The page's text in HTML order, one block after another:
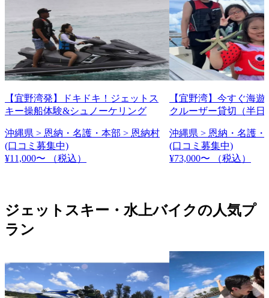
【宜野湾発】ドキドキ！ジェットス
キー操船体験&シュノーケリング
沖縄県 > 恩納・名護・本部 > 恩納村
(口コミ募集中)
¥11,000〜
（税込）
【宜野湾】今すぐ海
クルーザー貸切（半日
沖縄県 > 恩納・名護・
(口コミ募集中)
¥73,000〜
（税込）
ジェットスキー・水上バイクの人気プ
ラン